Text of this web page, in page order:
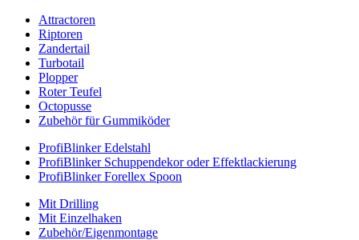
Attractoren
Riptoren
Zandertail
Turbotail
Plopper
Roter Teufel
Octopusse
Zubehör für Gummiköder
ProfiBlinker Edelstahl
ProfiBlinker Schuppendekor oder Effektlackierung
ProfiBlinker Forellex Spoon
Mit Drilling
Mit Einzelhaken
Zubehör/Eigenmontage